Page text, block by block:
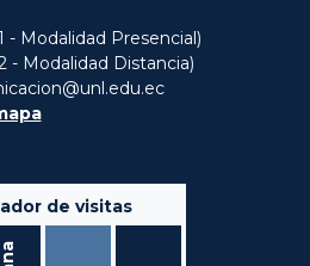
- Modalidad Presencial)
- Modalidad Distancia)
de visitas